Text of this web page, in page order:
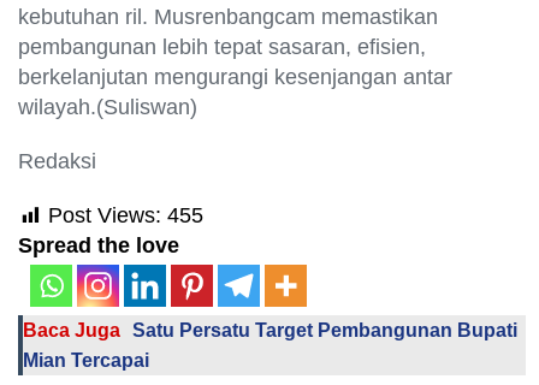
kebutuhan ril. Musrenbangcam memastikan
pembangunan lebih tepat sasaran, efisien,
berkelanjutan mengurangi kesenjangan antar
wilayah.(Suliswan)
Redaksi
Post Views: 455
Spread the love
Baca Juga Satu Persatu Target Pembangunan Bupati
Mian Tercapai